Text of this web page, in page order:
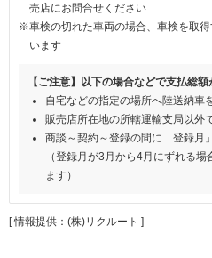
売店にお問合せください
※車検の切れた車両の場合、車検を取
います
【ご注意】以下の場合などで支払総
自宅などの指定の場所へ陸送納車
販売店所在地の所轄運輸支局以外
商談～契約～登録の間に「登録月
（登録月が3月から4月にずれる
ます）
[ 情報提供：(株)リクルート ]